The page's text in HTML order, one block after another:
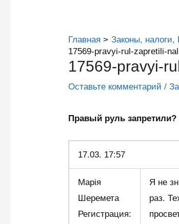
Главная
Законы,
17569-pravyi-rul-zapretili-
17569-pravyi-
Оставьте комментарий /
Правый руль
17.03. 17:57
Марія
Шеремета
Регистрация:
Я не
раз.